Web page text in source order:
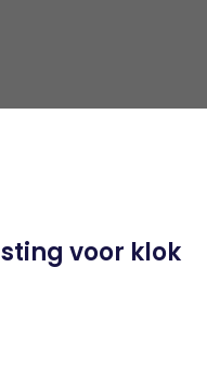
voor klok